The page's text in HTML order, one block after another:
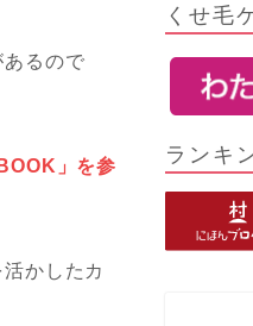
るので
」を参
かしたカ
くせ毛
ランキ